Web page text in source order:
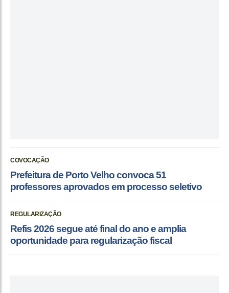
COVOCAÇÃO
Prefeitura de Porto Velho convoca 51
professores aprovados em processo seletivo
REGULARIZAÇÃO
Refis 2026 segue até final do ano e amplia
oportunidade para regularização fiscal